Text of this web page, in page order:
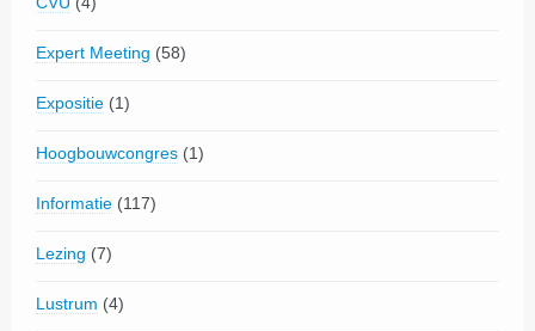
Expert Meeting (58)
Expositie (1)
Hoogbouwcongres (1)
Informatie (117)
Lezing (7)
Lustrum (4)